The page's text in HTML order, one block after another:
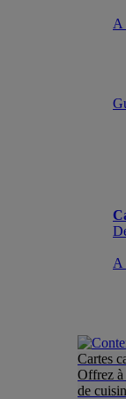
A
A
Cartes
Offrez à
de